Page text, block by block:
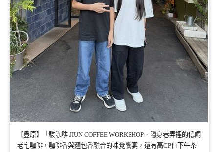
【豐原】「駿咖啡 JIUN COFFEE WORKSHOP．隱身巷弄裡的低調
老宅咖啡，咖啡香與麵包香融合的味覺饗宴，還有高CP值下午茶